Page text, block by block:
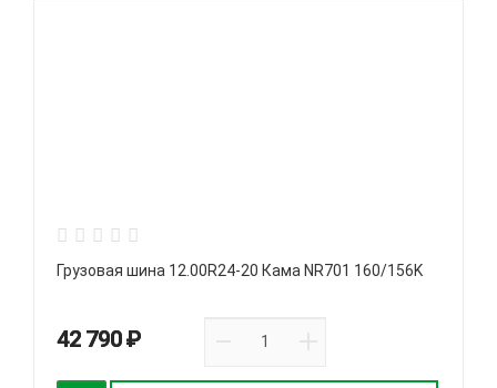
Грузовая шина 12.00R24-20 Кама NR701 160/156K
42 790 ₽